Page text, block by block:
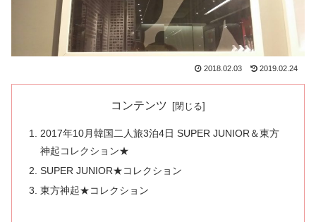
2018.02.03 2019.02.24
コンテンツ
2017年10月韓国二人旅3泊4日 SUPER JUNIOR＆東方
神起コレクション★
SUPER JUNIOR★コレクション
東方神起★コレクション